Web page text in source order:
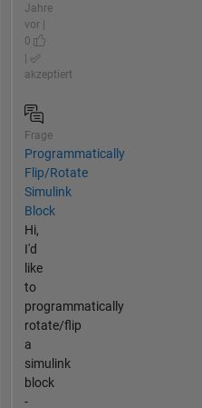
Jahre
vor |
0
akzeptiert
Frage
Programmatically
Flip/Rotate
Simulink
Block
Hi,
I'd
like
to
programmatically
rotate/flip
a
simulink
block
-